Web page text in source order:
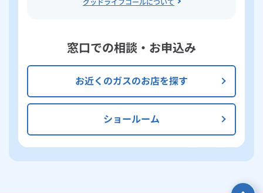
窓口での相談・お申込み
お近くのガスのお店を探す
ショールーム